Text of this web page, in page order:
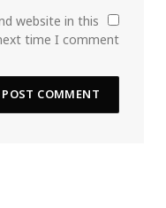
website in this
time I comment.